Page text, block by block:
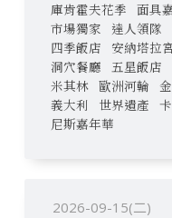
庫肯霍夫花季
面具
市場獨家
達人領隊
四季飯店
安納塔拉
洞穴餐廳
五星飯店
米其林
歐洲河輪
義大利
世界遺產
尼斯嘉年華
2026-09-15(二)